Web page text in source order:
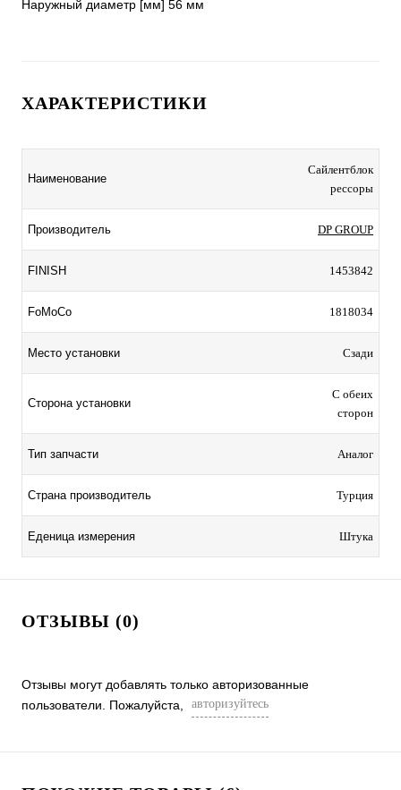
ХАРАКТЕРИСТИКИ
Наименование
Сайлентблок
рессоры
Производитель DP GROUP
FINISH 1453842
FoMoCo 1818034
Место установки Сзади
Сторона установки
С обеих
сторон
Тип запчасти Аналог
Страна производитель Турция
Еденица измерения Штука
ОТЗЫВЫ (0)
Отзывы могут добавлять только авторизованные
пользователи. Пожалуйста,
авторизуйтесь